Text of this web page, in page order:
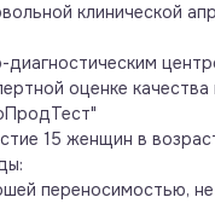
клинической
диагностическим
оценке
15 женщин в
переносимостью,